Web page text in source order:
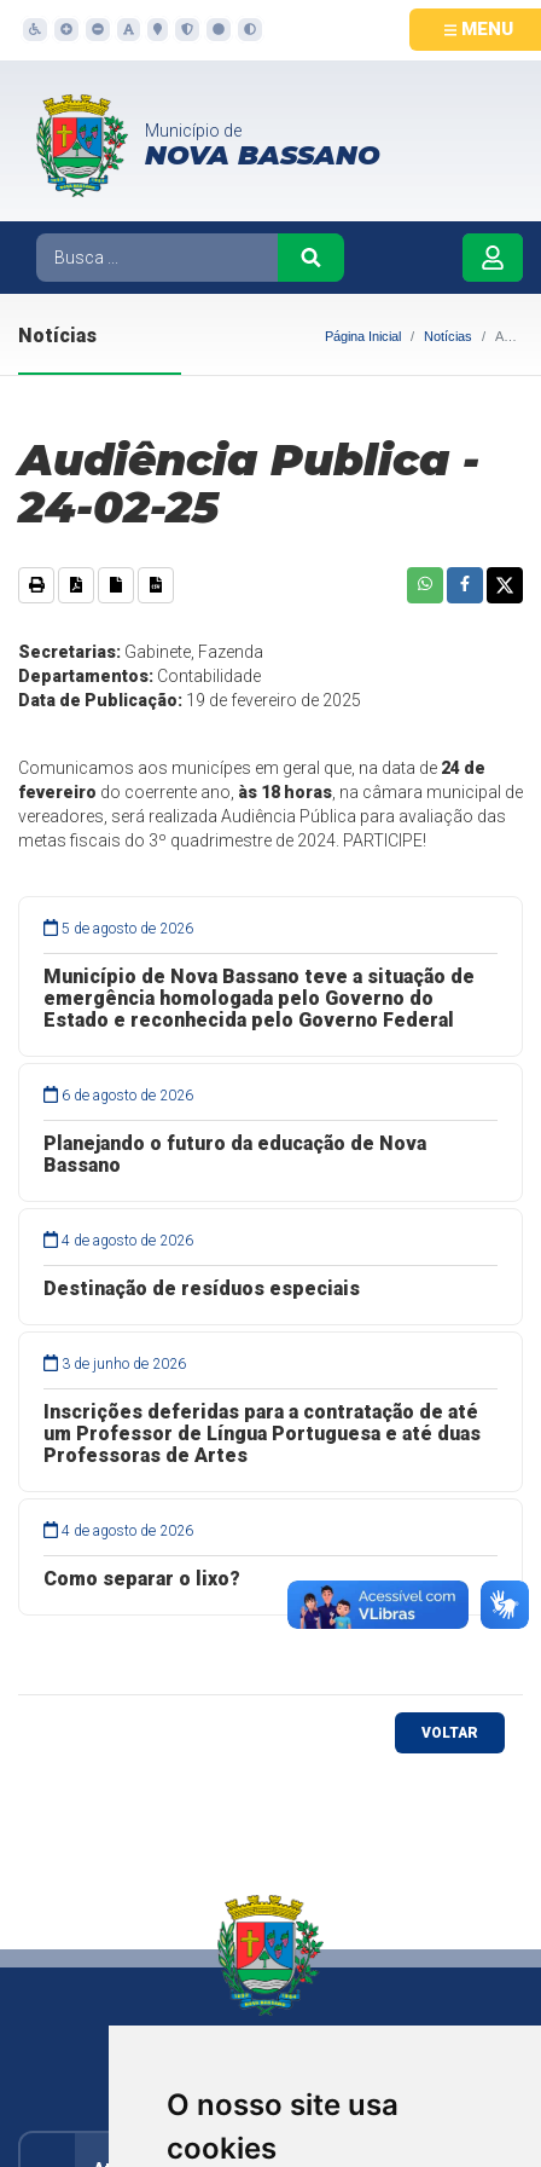
O nosso site usa
cookies
MENU
Município de
NOVA BASSANO
Notícias Página Inicial Notícias Audiência Publica - 24-02-25
Audiência Publica -
24-02-25
Secretarias: Gabinete, Fazenda
Departamentos: Contabilidade
Data de Publicação: 19 de fevereiro de 2025
Comunicamos aos municípes em geral que, na data de 24 de
fevereiro do coerrente ano, às 18 horas , na câmara municipal de
vereadores, será realizada Audiência Pública para avaliação das
metas fiscais do 3º quadrimestre de 2024. PARTICIPE!
5 de agosto de 2026
Município de Nova Bassano teve a situação de
emergência homologada pelo Governo do
Estado e reconhecida pelo Governo Federal
6 de agosto de 2026
Planejando o futuro da educação de Nova
Bassano
4 de agosto de 2026
Destinação de resíduos especiais
3 de junho de 2026
Inscrições deferidas para a contratação de até
um Professor de Língua Portuguesa e até duas
Professoras de Artes
4 de agosto de 2026
Como separar o lixo?
VOLTAR